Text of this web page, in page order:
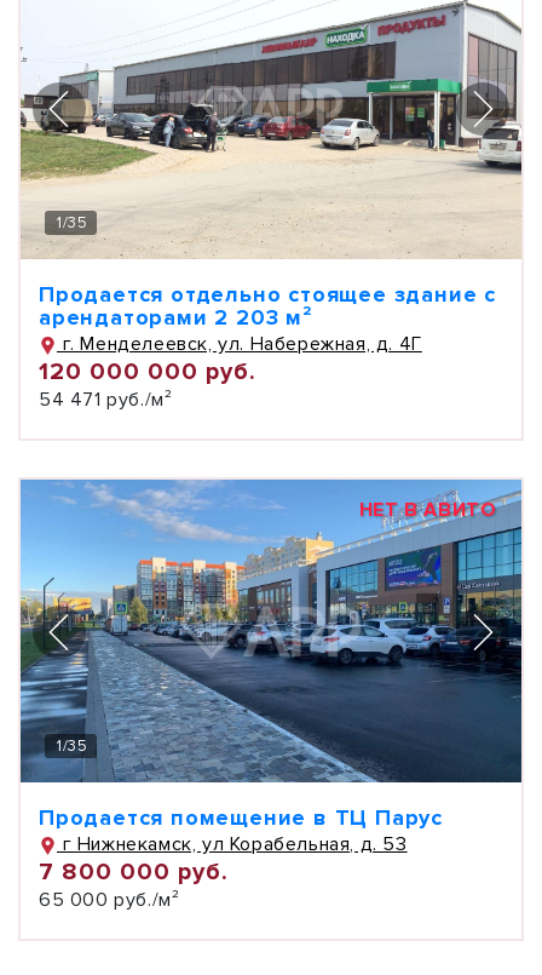
1/35
Продается отдельно стоящее здание с
арендаторами 2 203 м²
г. Менделеевск, ул. Набережная, д. 4Г
120 000 000 руб.
54 471 руб./м²
НЕТ В АВИТО
1/35
Продается помещение в ТЦ Парус
г Нижнекамск, ул Корабельная, д. 53
7 800 000 руб.
65 000 руб./м²